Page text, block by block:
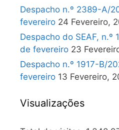
Despacho n.º 2389-A/
fevereiro 24 Fevereiro,
Despacho do SEAF, n.º
de fevereiro 23
Despacho n.º 1917-B/
fevereiro 13 Fevereiro,
Visualizações